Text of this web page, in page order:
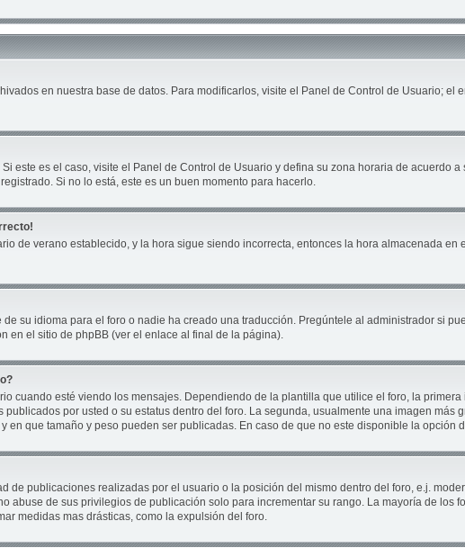
en nuestra base de datos. Para modificarlos, visite el Panel de Control de Usuario; el
este es el caso, visite el Panel de Control de Usuario y defina su zona horaria de acuerdo
Si no lo está, este es un buen momento para hacerlo.
de verano establecido, y la hora sigue siendo incorrecta, entonces la hora almacenada
su idioma para el foro o nadie ha creado una traducción. Pregúntele al administrador si
en el sitio de phpBB (ver el enlace al final de la página).
cuando esté viendo los mensajes. Dependiendo de la plantilla que utilice el foro, la
por usted o su estatus dentro del foro. La segunda, usualmente una imagen
que tamaño y peso pueden ser publicadas. En caso de que no este disponible la opción
de publicaciones realizadas por el usuario o la posición del mismo dentro del foro, e.j.
abuse de sus privilegios de publicación solo para incrementar su rango. La mayoría de los
medidas mas drásticas, como la expulsión del foro.